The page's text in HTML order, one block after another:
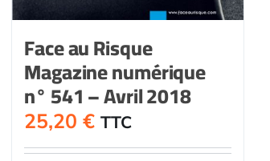
Face au Risque
Magazine numérique
n° 541 – Avril 2018
25,20 € TTC